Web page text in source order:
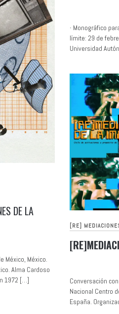
DE LA
México, México.
Alma Cardoso
1972 […]
∙ Monográfico
límite: 29 de
Universidad
[RE]
Conversación
Nacional Centro
España.